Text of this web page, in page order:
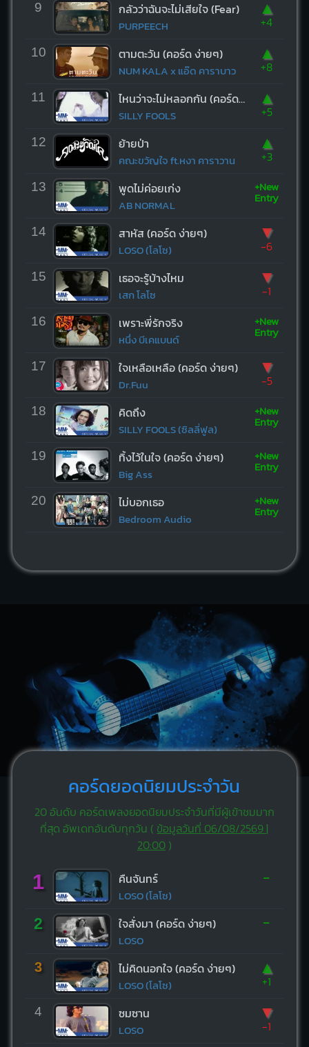
9 กลัวว่าฉันจะไม่เสียใจ (Fear)
PURPEECH
▲
+4
10 ตามตะวัน (คอร์ด ง่ายๆ)
NUM KALA x แอ๊ด คาราบาว
▲
+8
11 ไหนว่าจะไม่หลอกกัน (คอร์ด ง่ายๆ)
SILLY FOOLS
▲
+5
12 ย้ายป่า
คณะขวัญใจ ft.หงา คาราวาน
▲
+3
13 พูดไม่ค่อยเก่ง
AB NORMAL
+New
Entry
14 สาหัส (คอร์ด ง่ายๆ)
LOSO (โลโซ)
▼
-6
15 เธอจะรู้บ้างไหม
เสก โลโซ
▼
-1
16 เพราะพี่รักจริง
หนึ่ง บีเคแบนด์
+New
Entry
17 ใจเหลือเหลือ (คอร์ด ง่ายๆ)
Dr.Fuu
▼
-5
18 คิดถึง
SILLY FOOLS (ซิลลี่ฟูล)
+New
Entry
19 ทิ้งไว้ในใจ (คอร์ด ง่ายๆ)
Big Ass
+New
Entry
20 ไม่บอกเธอ
Bedroom Audio
+New
Entry
คอร์ดยอดนิยมประจำวัน
20 อันดับ คอร์ดเพลงยอดนิยมประจำวันที่มีผู้เข้าชมมาก
ที่สุด อัพเดทอันดับทุกวัน ( ข้อมูลวันที่ 06/08/2569 |
20:00)
1 คืนจันทร์
LOSO (โลโซ)
-
2 ใจสั่งมา (คอร์ด ง่ายๆ)
LOSO
-
3 ไม่คิดนอกใจ (คอร์ด ง่ายๆ)
LOSO (โลโซ)
▲
+1
4 ซมซาน
LOSO
▼
-1